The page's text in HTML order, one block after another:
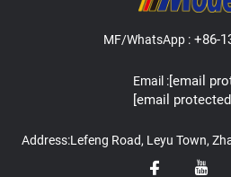
MF/WhatsApp : +86-
Email :[email
[email
Address:Lefeng Road, Leyu Town,